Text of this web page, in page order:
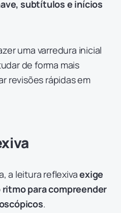
subtítulos e inícios
uma varredura inicial
de forma mais
revisões rápidas em
a leitura reflexivaexige
para compreender
.